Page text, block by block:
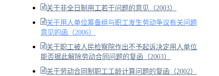
关于非全日制用工若干问题的意见（2003）
关于用人单位筹备组与职工发生劳动争议有关问题
意见的函（2006）
关于职工被人民检察院作出不予起诉决定用人单位
能否据此解除劳动合同问题的复函（2003）
关于劳动合同制职工工龄计算问题的复函（2002）